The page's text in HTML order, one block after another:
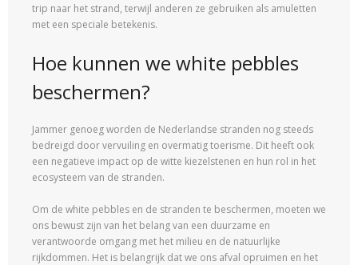
trip naar het strand, terwijl anderen ze gebruiken als amuletten
met een speciale betekenis.
Hoe kunnen we white pebbles
beschermen?
Jammer genoeg worden de Nederlandse stranden nog steeds
bedreigd door vervuiling en overmatig toerisme. Dit heeft ook
een negatieve impact op de witte kiezelstenen en hun rol in het
ecosysteem van de stranden.
Om de white pebbles en de stranden te beschermen, moeten we
ons bewust zijn van het belang van een duurzame en
verantwoorde omgang met het milieu en de natuurlijke
rijkdommen. Het is belangrijk dat we ons afval opruimen en het